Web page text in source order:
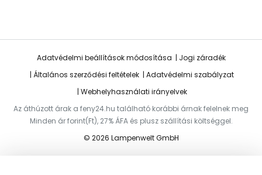
Adatvédelmi beállítások módosítása
Jogi záradék
Általános szerződési feltételek
Adatvédelmi szabályzat
Webhelyhasználati irányelvek
Az áthúzott árak a feny24.hu található korábbi árnak felelnek meg
Minden ár forint(Ft), 27% ÁFA és plusz szállítási költséggel.
© 2026 Lampenwelt GmbH